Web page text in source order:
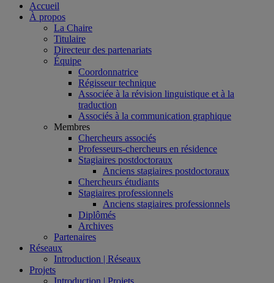
Accueil
À propos
La Chaire
Titulaire
Directeur des partenariats
Équipe
Coordonnatrice
Régisseur technique
Associée à la révision linguistique et à la
traduction
Associés à la communication graphique
Membres
Chercheurs associés
Professeurs-chercheurs en résidence
Stagiaires postdoctoraux
Anciens stagiaires postdoctoraux
Chercheurs étudiants
Stagiaires professionnels
Anciens stagiaires professionnels
Diplômés
Archives
Partenaires
Réseaux
Introduction | Réseaux
Projets